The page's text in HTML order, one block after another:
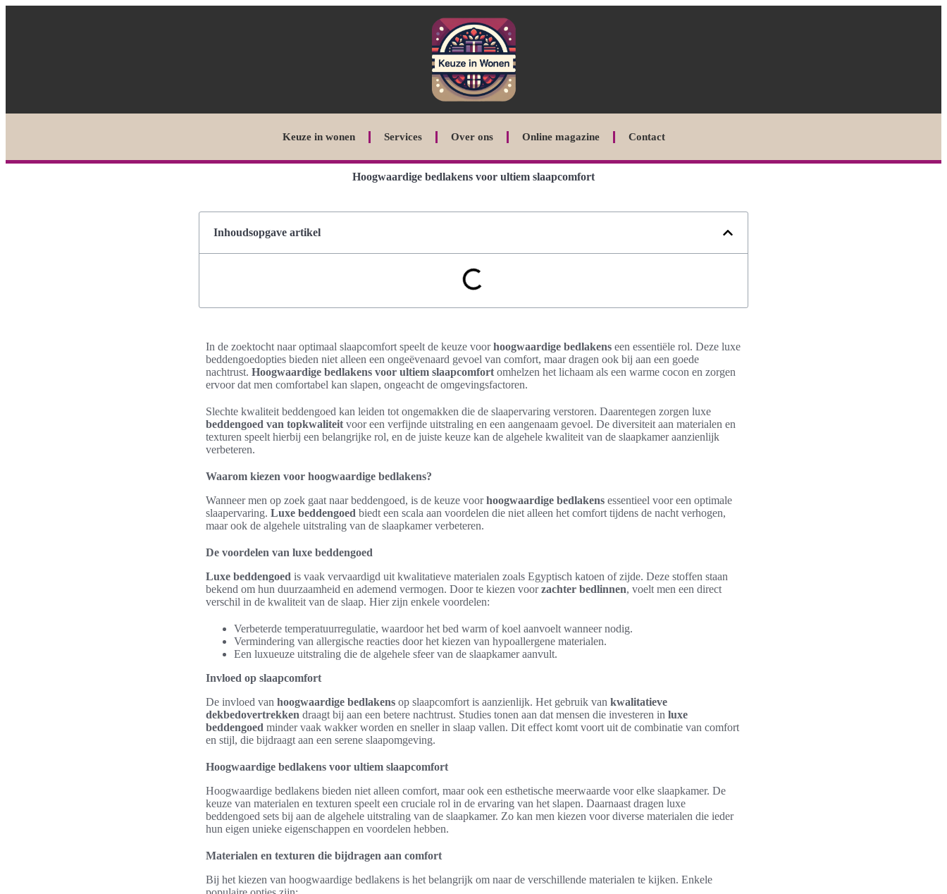
Keuze in wonen Services Over ons Online magazine Contact
Hoogwaardige bedlakens voor ultiem slaapcomfort
Inhoudsopgave artikel
In de zoektocht naar optimaal slaapcomfort speelt de keuze voorhoogwaardige bedlakens een essentiële rol. Deze luxe
beddengoedopties bieden niet alleen een ongeëvenaard gevoel van comfort, maar dragen ook bij aan een goede
nachtrust. Hoogwaardige bedlakens voor ultiem slaapcomfort omhelzen het lichaam als een warme cocon en zorgen
ervoor dat men comfortabel kan slapen, ongeacht de omgevingsfactoren.
Slechte kwaliteit beddengoed kan leiden tot ongemakken die de slaapervaring verstoren. Daarentegen zorgen luxe
beddengoed van topkwaliteit voor een verfijnde uitstraling en een aangenaam gevoel. De diversiteit aan materialen en
texturen speelt hierbij een belangrijke rol, en de juiste keuze kan de algehele kwaliteit van de slaapkamer aanzienlijk
verbeteren.
Waarom kiezen voor hoogwaardige bedlakens?
Wanneer men op zoek gaat naar beddengoed, is de keuze voorhoogwaardige bedlakens essentieel voor een optimale
slaapervaring. Luxe beddengoed biedt een scala aan voordelen die niet alleen het comfort tijdens de nacht verhogen,
maar ook de algehele uitstraling van de slaapkamer verbeteren.
De voordelen van luxe beddengoed
Luxe beddengoed is vaak vervaardigd uit kwalitatieve materialen zoals Egyptisch katoen of zijde. Deze stoffen staan
bekend om hun duurzaamheid en ademend vermogen. Door te kiezen voorzachter bedlinnen, voelt men een direct
verschil in de kwaliteit van de slaap. Hier zijn enkele voordelen:
Verbeterde temperatuurregulatie, waardoor het bed warm of koel aanvoelt wanneer nodig.
Vermindering van allergische reacties door het kiezen van hypoallergene materialen.
Een luxueuze uitstraling die de algehele sfeer van de slaapkamer aanvult.
Invloed op slaapcomfort
De invloed van hoogwaardige bedlakens op slaapcomfort is aanzienlijk. Het gebruik van kwalitatieve
dekbedovertrekken draagt bij aan een betere nachtrust. Studies tonen aan dat mensen die investeren in luxe
beddengoed minder vaak wakker worden en sneller in slaap vallen. Dit effect komt voort uit de combinatie van comfort
en stijl, die bijdraagt aan een serene slaapomgeving.
Hoogwaardige bedlakens voor ultiem slaapcomfort
Hoogwaardige bedlakens bieden niet alleen comfort, maar ook een esthetische meerwaarde voor elke slaapkamer. De
keuze van materialen en texturen speelt een cruciale rol in de ervaring van het slapen. Daarnaast dragen luxe
beddengoed sets bij aan de algehele uitstraling van de slaapkamer. Zo kan men kiezen voor diverse materialen die ieder
hun eigen unieke eigenschappen en voordelen hebben.
Materialen en texturen die bijdragen aan comfort
Bij het kiezen van hoogwaardige bedlakens is het belangrijk om naar de verschillende materialen te kijken. Enkele